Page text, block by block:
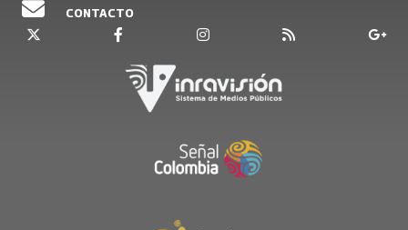
CONTACTO